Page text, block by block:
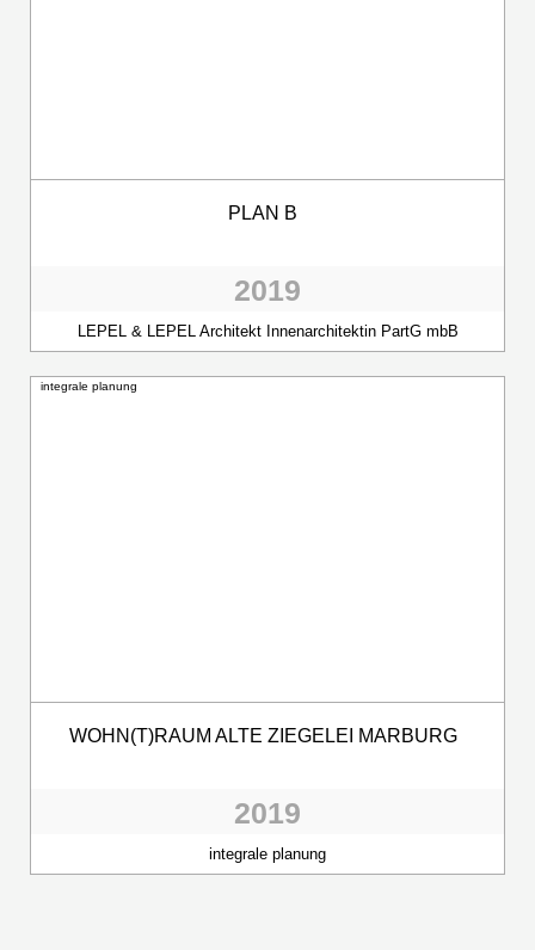
PLAN B
2019
LEPEL & LEPEL Architekt Innenarchitektin PartG mbB
integrale planung
WOHN(T)RAUM ALTE ZIEGELEI MARBURG
2019
integrale planung